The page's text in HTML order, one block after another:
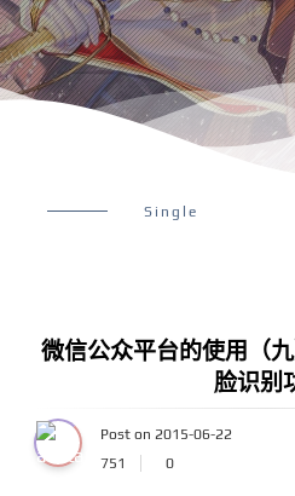
Single
微信公众平台的使用（
脸识别
Post on 2015-06-22
751
0